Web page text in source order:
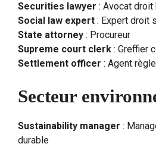
Securities lawyer : Avocat
Social law expert : Expert droit
State attorney : Procureur
Supreme court clerk : Greffier
Settlement officer : Agent
Secteur
Sustainability manager :
durable